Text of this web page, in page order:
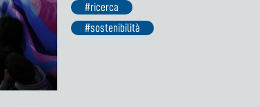
#ricerca
#sostenibilità